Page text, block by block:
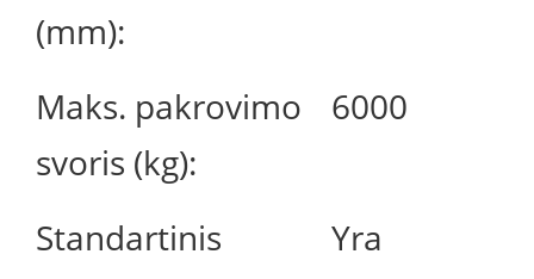
(mm):
Maks. pakrovimo
svoris (kg):
6000
Standartinis
Yra